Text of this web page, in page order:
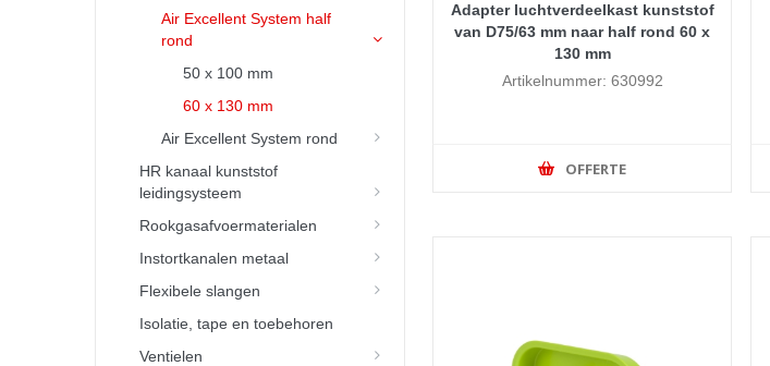
Adapter luchtverdeelkast kunststof
van D75/63 mm naar half rond 60 x
130 mm
Artikelnummer: 630992
OFFERTE
Air Excellent System half
rond
50 x 100 mm
60 x 130 mm
Air Excellent System rond
HR kanaal kunststof
leidingsysteem
Rookgasafvoermaterialen
Instortkanalen metaal
Flexibele slangen
Isolatie, tape en toebehoren
Ventielen